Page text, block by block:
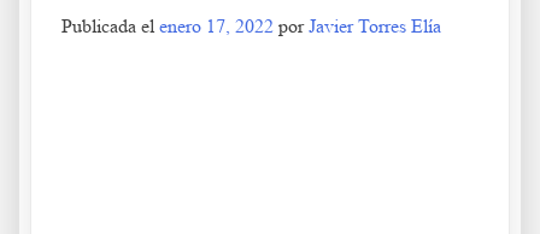
Publicada el enero 17, 2022 porJavier Torres Elía